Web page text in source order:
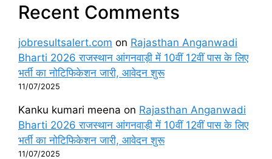
Recent Comments
jobresultsalert.com on Rajasthan Anganwadi
Bharti 2026 राजस्थान आंगनवाड़ी में 10वीं 12वीं पास के लिए
भर्ती का नोटिफिकेशन जारी, आवेदन शुरू
11/07/2025
Kanku kumari meena on Rajasthan Anganwadi
Bharti 2026 राजस्थान आंगनवाड़ी में 10वीं 12वीं पास के लिए
भर्ती का नोटिफिकेशन जारी, आवेदन शुरू
11/07/2025